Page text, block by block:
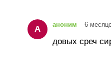
А аноним 6
довых среч